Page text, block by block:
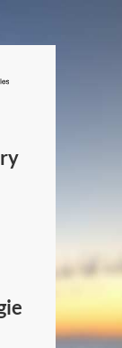
/
Canada